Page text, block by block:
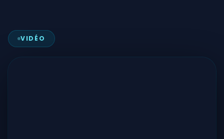
VIDÉO